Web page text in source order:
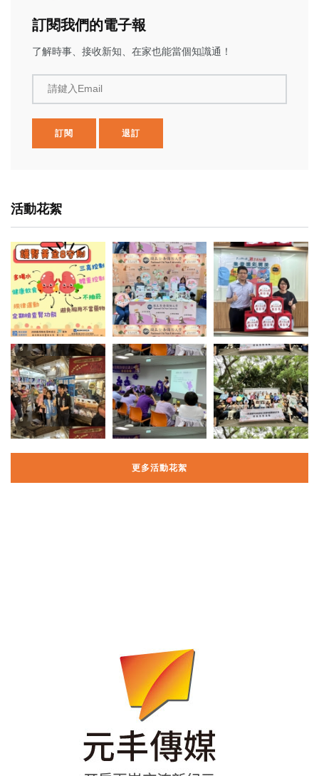
訂閱我們的電子報
了解時事、接收新知、在家也能當個知識通！
請鍵入Email
訂閱 退訂
活動花絮
更多活動花絮